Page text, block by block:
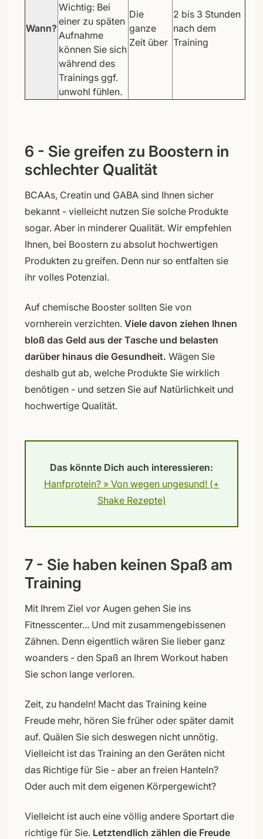
Wann?
Wichtig: Bei
einer zu späten
Aufnahme
können Sie sich
während des
Trainings ggf.
unwohl fühlen.
Die
ganze
Zeit über
2 bis 3 Stunden
nach dem
Training
6 - Sie greifen zu Boostern in
schlechter Qualität
BCAAs, Creatin und GABA sind Ihnen sicher
bekannt - vielleicht nutzen Sie solche Produkte
sogar. Aber in minderer Qualität. Wir empfehlen
Ihnen, bei Boostern zu absolut hochwertigen
Produkten zu greifen. Denn nur so entfalten sie
ihr volles Potenzial.
Auf chemische Booster sollten Sie von
vornherein verzichten. Viele davon ziehen Ihnen
bloß das Geld aus der Tasche und belasten
darüber hinaus die Gesundheit. Wägen Sie
deshalb gut ab, welche Produkte Sie wirklich
benötigen - und setzen Sie auf Natürlichkeit und
hochwertige Qualität.
Das könnte Dich auch interessieren:
Hanfprotein? » Von wegen ungesund! (+
Shake Rezepte)
7 - Sie haben keinen Spaß am
Training
Mit Ihrem Ziel vor Augen gehen Sie ins
Fitnesscenter... Und mit zusammengebissenen
Zähnen. Denn eigentlich wären Sie lieber ganz
woanders - den Spaß an Ihrem Workout haben
Sie schon lange verloren.
Zeit, zu handeln! Macht das Training keine
Freude mehr, hören Sie früher oder später damit
auf. Quälen Sie sich deswegen nicht unnötig.
Vielleicht ist das Training an den Geräten nicht
das Richtige für Sie - aber an freien Hanteln?
Oder auch mit dem eigenen Körpergewicht?
Vielleicht ist auch eine völlig andere Sportart die
richtige für Sie. Letztendlich zählen die Freude